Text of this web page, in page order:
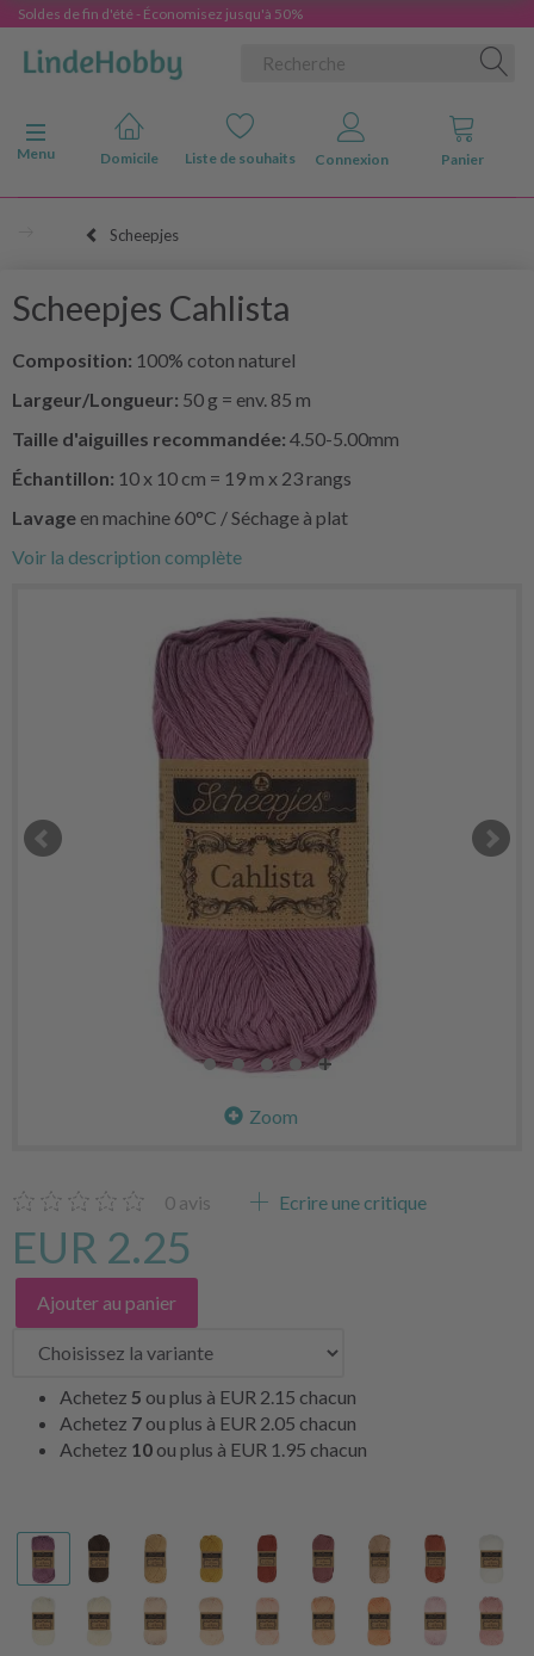
Soldes de fin d'été - Économisez jusqu'à 50%
Basculer la navigation
Menu
Domicile Liste de souhaits Connexion Panier
Scheepjes
Scheepjes Cahlista
Composition: 100% coton naturel
Largeur/Longueur: 50 g = env. 85 m
Taille d'aiguilles recommandée: 4.50-5.00mm
Échantillon: 10 x 10 cm = 19 m x 23 rangs
Lavage en machine 60°C / Séchage à plat
Voir la description complète
Zoom
0 avis Ecrire une critique
EUR 2.25
Ajouter au panier
Achetez 5 ou plus à EUR 2.15 chacun
Achetez 7 ou plus à EUR 2.05 chacun
Achetez 10 ou plus à EUR 1.95 chacun